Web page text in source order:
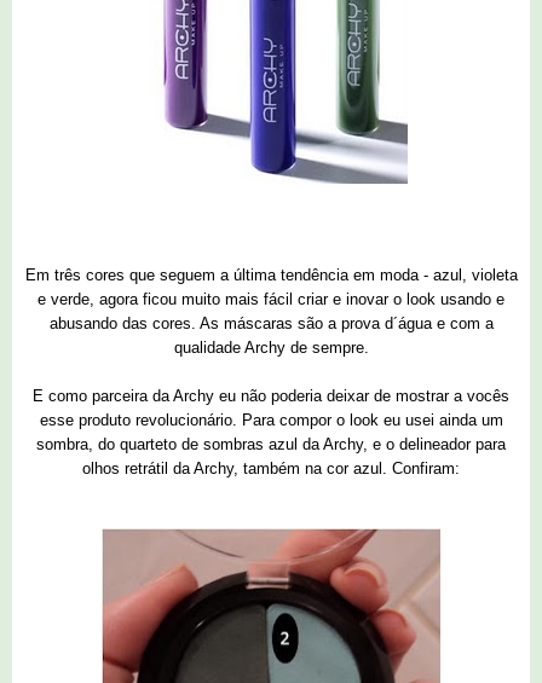
Em três cores que seguem a última tendência em moda - azul, violeta
e verde, agora ficou muito mais fácil criar e inovar o look usando e
abusando das cores. As máscaras são a prova d´água e com a
qualidade Archy de sempre.
E como parceira da Archy eu não poderia deixar de mostrar a vocês
esse produto revolucionário. Para compor o look eu usei ainda um
sombra, do quarteto de sombras azul da Archy, e o delineador para
olhos retrátil da Archy, também na cor azul. Confiram: